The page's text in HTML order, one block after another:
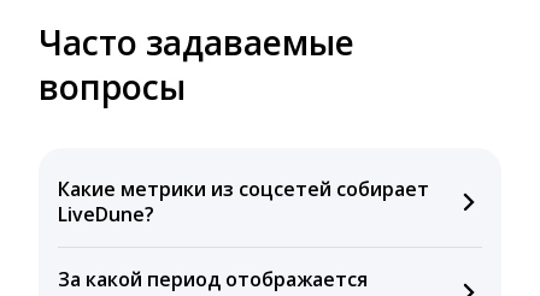
Часто задаваемые
вопросы
Какие метрики из соцсетей собирает
LiveDune?
комментариев, кликов, репостов, охватов и
За какой период отображается